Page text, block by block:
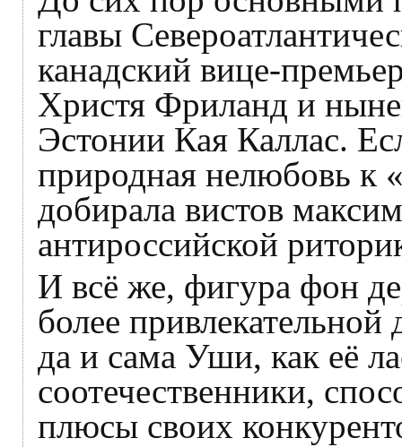
главы
канадский вице-
Христя Фриланд и
Эстонии Кая Каллас.
природная нелюбовь к
добирала вистов
антироссийской
И всё же, фигура фон
более привлекательной
да и сама Уши, как её
соотечественники,
плюсы своих